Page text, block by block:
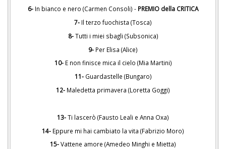
6- In bianco e nero (Carmen Consoli) - PREMIO della CRITICA
7- Il terzo fuochista (Tosca)
8-Tutti i miei sbagli (Subsonica)
9- Per Elisa (Alice)
10- E non finisce mica il cielo (Mia Martini)
11- Guardastelle (Bungaro)
12- Maledetta primavera (Loretta Goggi)
13-Ti lascerò (Fausto Leali e Anna Oxa)
14- Eppure mi hai cambiato la vita (Fabrizio Moro)
15-Vattene amore (Amedeo Minghi e Mietta)